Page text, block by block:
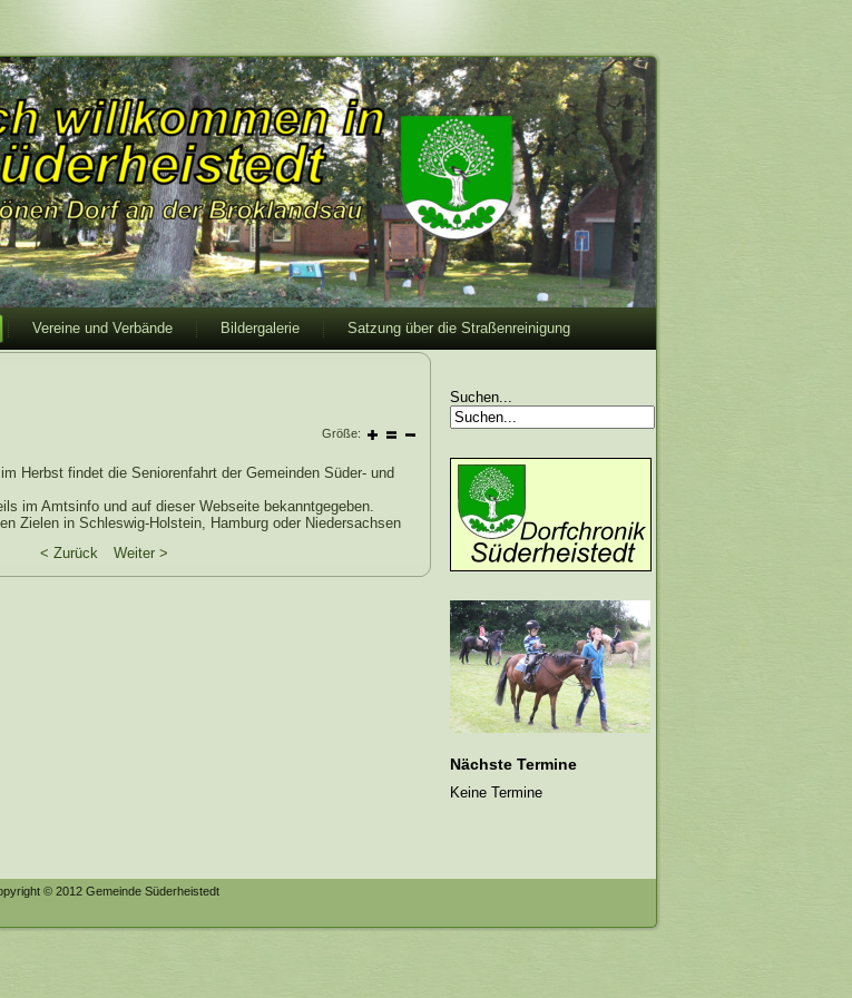
Vereine und Verbände Bildergalerie Satzung über die Straßenreinigung
Größe:
Herbst findet die Seniorenfahrt der Gemeinden Süder- und
im Amtsinfo und auf dieser Webseite bekanntgegeben.
Zielen in Schleswig-Holstein, Hamburg oder Niedersachsen
< Zurück
Weiter >
Suchen...
Nächste Termine
Keine Termine
© 2012 Gemeinde Süderheistedt